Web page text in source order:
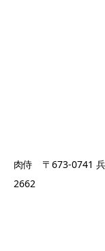
肉侍 〒673-0741
2662